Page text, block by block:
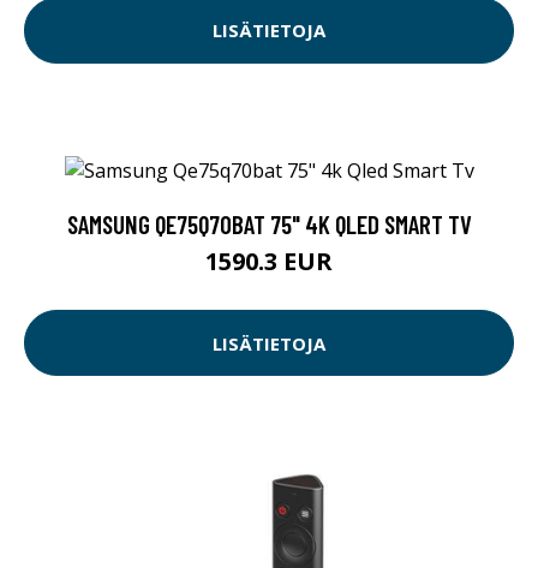
LISÄTIETOJA
SAMSUNG QE75Q70BAT 75" 4K QLED SMART TV
1590.3 EUR
LISÄTIETOJA